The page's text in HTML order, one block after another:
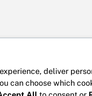
deliver
can choose which